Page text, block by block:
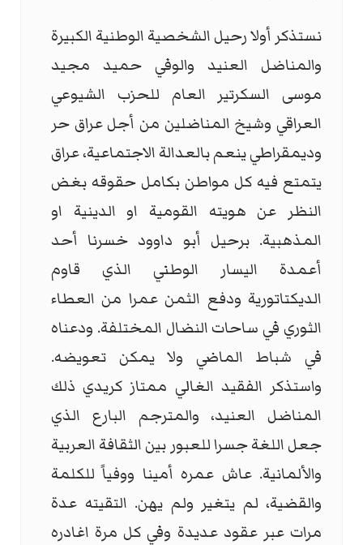
نستذكر أولا رحيل الشخصية الوطنية الكبيرة
والمناضل العنيد والوفي حميد مجيد
موسى السكرتير العام للحزب الشيوعي
العراقي وشيخ المناضلين من أجل عراق حر
وديمقراطي ينعم بالعدالة الاجتماعية، عراق
يتمتع فيه كل مواطن بكامل حقوقه بغض
النظر عن هويته القومية او الدينية او
المذهبية. برحيل أبو داوود خسرنا أحد
أعمدة اليسار الوطني الذي قاوم
الديكتاتورية ودفع الثمن عمرا من العطاء
الثوري في ساحات النضال المختلفة. ودعناه
في شباط الماضي ولا يمكن تعويضه.
واستذكر الفقيد الغالي ممتاز كريدي ذلك
المناضل العنيد، والمترجم البارع الذي
جعل اللغة جسرا للعبور بين الثقافة العربية
والألمانية. عاش عمره أمينا ووفياً للكلمة
والقضية، لم يتغير ولم يهن. التقيته عدة
مرات عبر عقود عديدة وفي كل مرة اغادره